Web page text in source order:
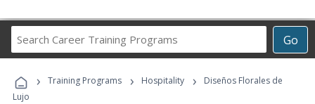
Go
Career
Programs
› Training Programs › Hospitality ›
Diseños Florales de
Lujo